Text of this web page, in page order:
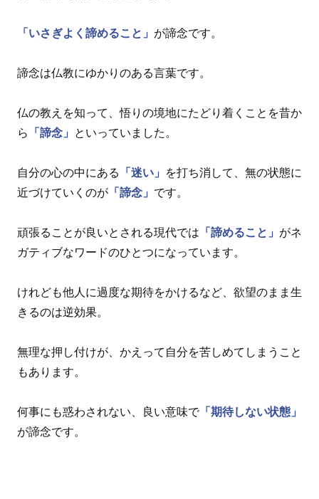
「いさぎよく諦めること」 が諦念です。
諦念は仏教にゆかりのある言葉です。
仏の教えを知って、悟りの境地にたどり着くことを昔か
ら
「諦念」 といっていました。
自分の心の中にある 「迷い」
を打ち消して、無の状態に
近づけていくのが 「諦念」 です。
頑張ることが良いとされる現代では 「諦めること」 がネ
ガティブなワードのひとつになっています。
けれども他人に過度な期待をかけるなど、欲望のまま生
きるのは逆効果。
無理な押し付けが、かえって自分を苦しめてしまうこと
もあります。
何事にも惑わされない、良い意味で「期待しない状態」
が諦念です。